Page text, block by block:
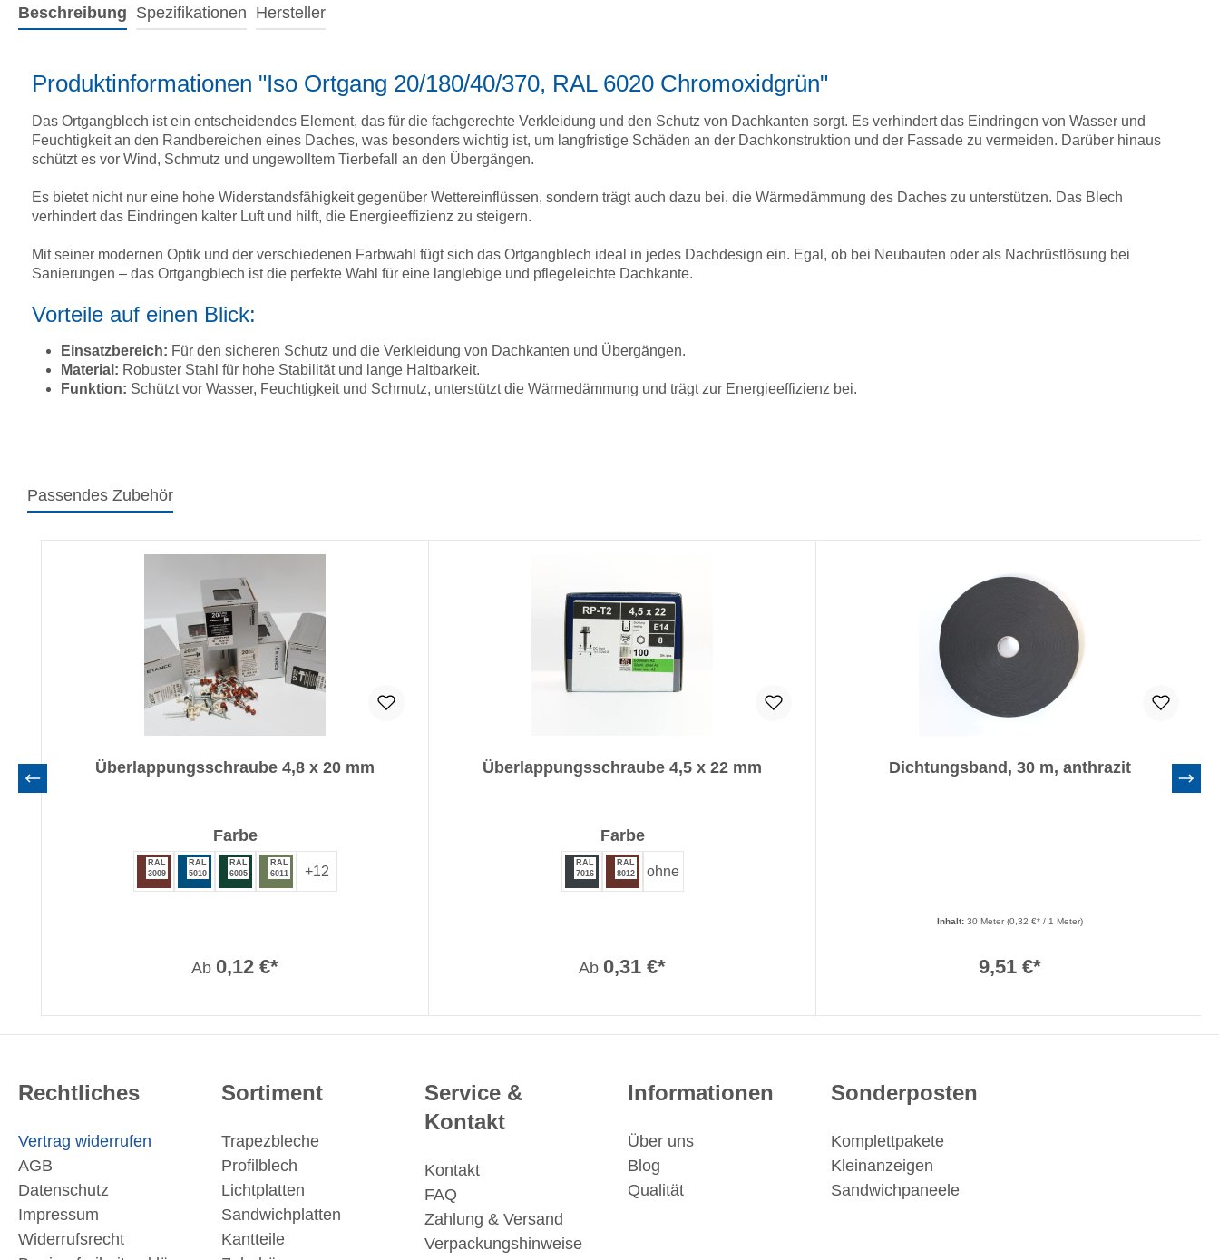
Beschreibung Spezifikationen Hersteller
Produktinformationen "Iso Ortgang 20/180/40/370, RAL 6020 Chromoxidgrün"
Das Ortgangblech ist ein entscheidendes Element, das für die fachgerechte Verkleidung und den Schutz von Dachkanten sorgt. Es verhindert das Eindringen von Wasser und
Feuchtigkeit an den Randbereichen eines Daches, was besonders wichtig ist, um langfristige Schäden an der Dachkonstruktion und der Fassade zu vermeiden. Darüber hinaus
schützt es vor Wind, Schmutz und ungewolltem Tierbefall an den Übergängen.
Es bietet nicht nur eine hohe Widerstandsfähigkeit gegenüber Wettereinflüssen, sondern trägt auch dazu bei, die Wärmedämmung des Daches zu unterstützen. Das Blech
verhindert das Eindringen kalter Luft und hilft, die Energieeffizienz zu steigern.
Mit seiner modernen Optik und der verschiedenen Farbwahl fügt sich das Ortgangblech ideal in jedes Dachdesign ein. Egal, ob bei Neubauten oder als Nachrüstlösung bei
Sanierungen – das Ortgangblech ist die perfekte Wahl für eine langlebige und pflegeleichte Dachkante.
Vorteile auf einen Blick:
Einsatzbereich: Für den sicheren Schutz und die Verkleidung von Dachkanten und Übergängen.
Material: Robuster Stahl für hohe Stabilität und lange Haltbarkeit.
Funktion: Schützt vor Wasser, Feuchtigkeit und Schmutz, unterstützt die Wärmedämmung und trägt zur Energieeffizienz bei.
Passendes Zubehör
Überlappungsschraube 4,8 x 20 mm
Farbeauswählen
RAL
3009
RAL
5010
RAL
6005
RAL
6011
+12
Ab 0,12 €*
Überlappungsschraube 4,5 x 22 mm
Farbeauswählen
RAL
7016
RAL
8012
ohne
Ab 0,31 €*
Dichtungsband, 30 m, anthrazit
Inhalt: 30 Meter (0,32 €* / 1 Meter)
9,51 €*
Rechtliches
Vertrag widerrufen
AGB
Datenschutz
Impressum
Widerrufsrecht
Sortiment
Trapezbleche
Profilblech
Lichtplatten
Sandwichplatten
Kantteile
Service &
Kontakt
Kontakt
FAQ
Zahlung & Versand
Verpackungshinweise
Informationen
Über uns
Blog
Qualität
Sonderposten
Komplettpakete
Kleinanzeigen
Sandwichpaneele